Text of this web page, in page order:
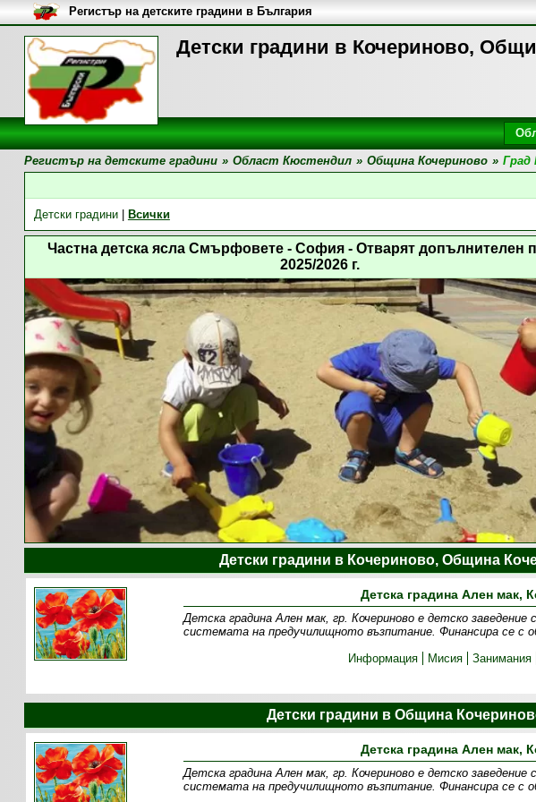
Детски градини в Кочериново,
Регистър на детските градини в България
Регистър на детските градини » Област Кюстендил » Община Кочериново » Град
Детски градини| Всички
Частна детска ясла Смърфовете - София - Отварят допълнителен
2025/2026 г.
Детски градини в Кочериново, Община
Детска градина Ален мак,
Детска градина Ален мак, гр. Кочериново е детско
системата на предучилищното възпитание. Финансира се с
Информация
Мисия Занимания
Детски градини в Община
Детска градина Ален мак,
Детска градина Ален мак, гр. Кочериново е детско
системата на предучилищното възпитание. Финансира се с